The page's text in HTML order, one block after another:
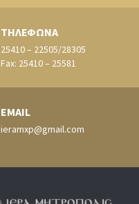
ΤΗΛΕΦΩΝΑ
25410 – 22505/28305
Fax: 25410 – 25581
EMAIL
ieramxp@gmail.com